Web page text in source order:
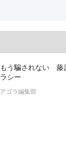
もう騙されない 藤
ラシー
アゴラ編集部